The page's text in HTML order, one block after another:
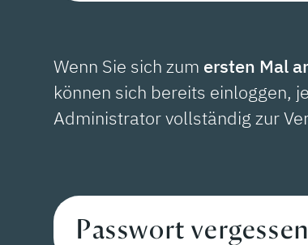
Wenn Sie sich zum ersten Mal
können sich bereits einloggen,
Administrator vollständig zur
Passwort